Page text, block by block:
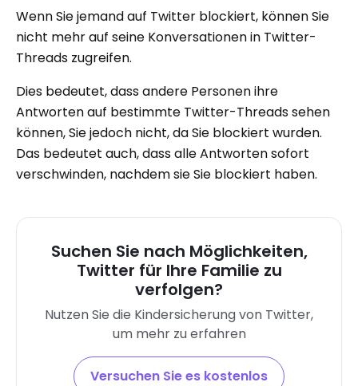
Wenn Sie jemand auf Twitter blockiert, können Sie
nicht mehr auf seine Konversationen in Twitter-
Threads zugreifen.
Dies bedeutet, dass andere Personen ihre
Antworten auf bestimmte Twitter-Threads sehen
können, Sie jedoch nicht, da Sie blockiert wurden.
Das bedeutet auch, dass alle Antworten sofort
verschwinden, nachdem sie Sie blockiert haben.
Suchen Sie nach Möglichkeiten,
Twitter für Ihre Familie zu
verfolgen?
Nutzen Sie die Kindersicherung von Twitter,
um mehr zu erfahren
Versuchen Sie es kostenlos